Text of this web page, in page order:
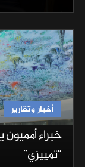
أخبار وتقارير
خبراء
“تمييزي”